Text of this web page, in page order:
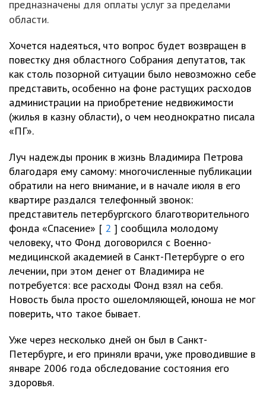
предназначены для оплаты услуг за пределами
области.
Хочется надеяться, что вопрос будет возвращен в
повестку дня областного Собрания депутатов, так
как столь позорной ситуации было невозможно себе
представить, особенно на фоне растущих расходов
администрации на приобретение недвижимости
(жилья в казну области), о чем неоднократно писала
«ПГ».
Луч надежды проник в жизнь Владимира Петрова
благодаря ему самому: многочисленные публикации
обратили на него внимание, и в начале июля в его
квартире раздался телефонный звонок:
представитель петербургского благотворительного
фонда «Спасение» [ 2 ] сообщила молодому
человеку, что Фонд договорился с Военно-
медицинской академией в Санкт-Петербурге о его
лечении, при этом денег от Владимира не
потребуется: все расходы Фонд взял на себя.
Новость была просто ошеломляющей, юноша не мог
поверить, что такое бывает.
Уже через несколько дней он был в Санкт-
Петербурге, и его приняли врачи, уже проводившие в
январе 2006 года обследование состояния его
здоровья.